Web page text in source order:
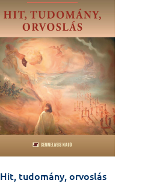
Hit, tudomány, orvoslás